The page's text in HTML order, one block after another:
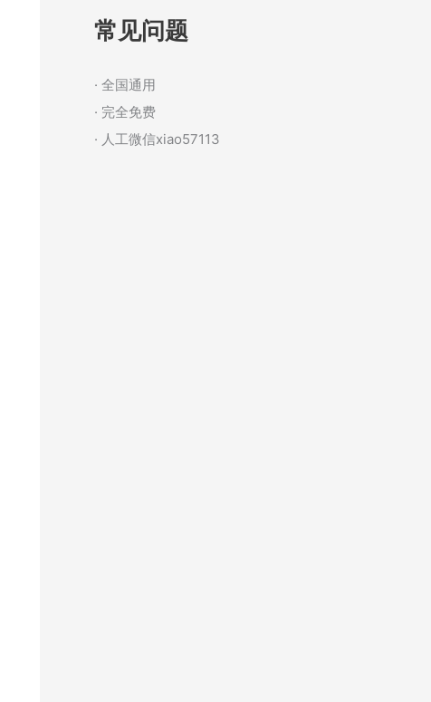
常见问题
· 全国通用
· 完全免费
· 人工微信xiao57113